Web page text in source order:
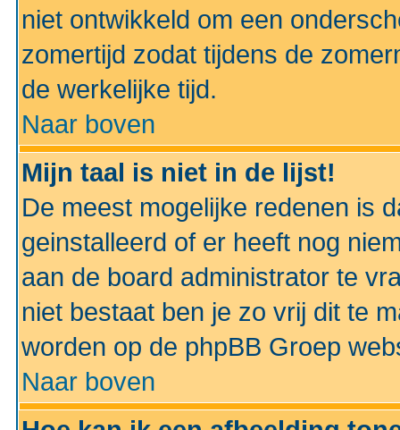
niet ontwikkeld om een
zomertijd zodat tijdens de
de werkelijke tijd.
Naar boven
Mijn taal is niet in de lijst!
De meest mogelijke redenen is
geinstalleerd of er heeft nog
aan de board administrator te
niet bestaat ben je zo vrij dit te
worden op de phpBB Groep
Naar boven